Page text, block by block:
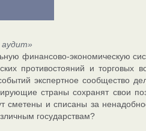
финансово-экономическую
противостояний и
экспертное сообщество
страны сохранят свои
сметены и списаны за
государствам?